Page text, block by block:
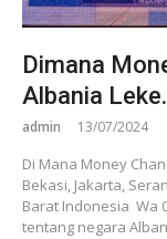
Dimana
Albania Leke.
admin 13/07/2024
Di Mana Money
Bekasi, Jakarta,
Barat Indonesia Wa
tentang negara